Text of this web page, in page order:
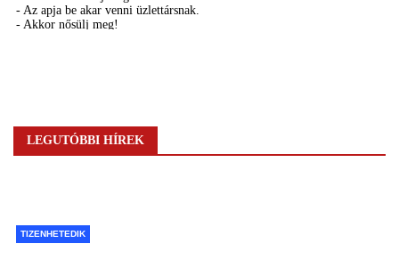
LEGUTÓBBI HÍREK
TIZENHETEDIK